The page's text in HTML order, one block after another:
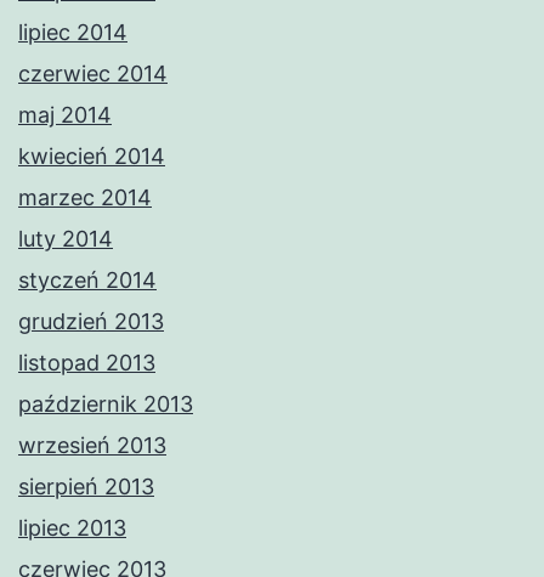
lipiec 2014
czerwiec 2014
maj 2014
kwiecień 2014
marzec 2014
luty 2014
styczeń 2014
grudzień 2013
listopad 2013
październik 2013
wrzesień 2013
sierpień 2013
lipiec 2013
czerwiec 2013